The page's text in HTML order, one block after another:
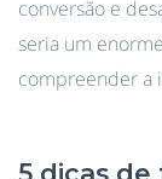
conversão e
seria um
compreender a